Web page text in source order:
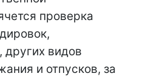
проверка
других видов
и отпусков, за